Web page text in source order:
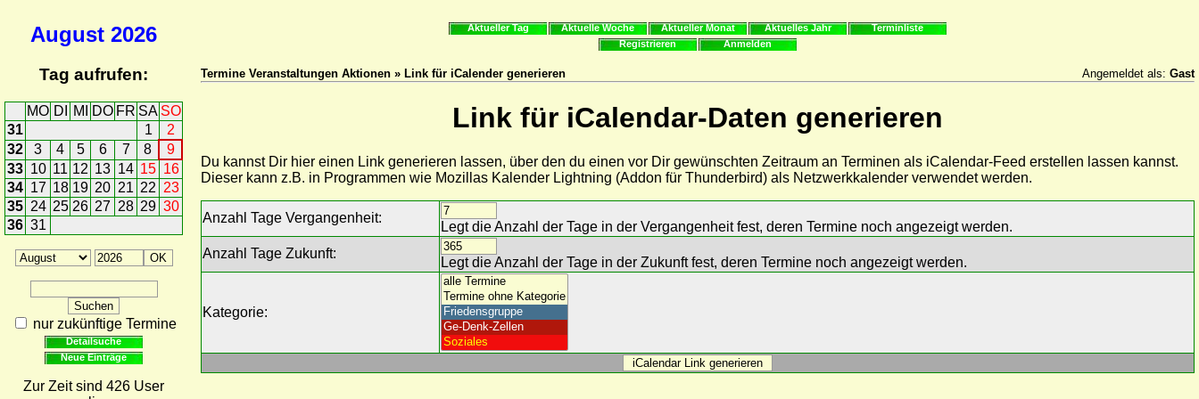
August 2026
Tag aufrufen:
MO DI MI DO FR SA SO
31
1
2
32
3 4 5 6 7 8
9
33 10 11 12 13 14 15 16
34 17 18 19 20 21 22 23
35 24 25 26 27 28 29 30
36 31
nur zukünftige Termine
Detailsuche
Neue Einträge
Zur Zeit sind 426 User
Aktueller Tag Aktuelle Woche Aktueller Monat Aktuelles Jahr
Terminliste
Registrieren
Anmelden
Termine Veranstaltungen Aktionen » Link für iCalender generieren Angemeldet als: Gast
Link für iCalendar-Daten generieren
Du kannst Dir hier einen Link generieren lassen, über den du einen vor Dir gewünschten Zeitraum an Terminen als iCalendar-Feed erstellen lassen kannst.
Dieser kann z.B. in Programmen wie Mozillas Kalender Lightning (Addon für Thunderbird) als Netzwerkkalender verwendet werden.
Anzahl Tage Vergangenheit:
Legt die Anzahl der Tage in der Vergangenheit fest, deren Termine noch angezeigt werden.
Anzahl Tage Zukunft:
Legt die Anzahl der Tage in der Zukunft fest, deren Termine noch angezeigt werden.
Kategorie: